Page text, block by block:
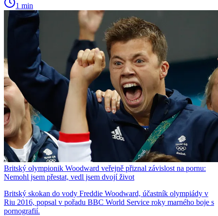
1 min
Britský olympionik Woodward veřejně přiznal závislost na pornu:
Nemohl jsem přestat, vedl jsem dvojí život
Britský skokan do vody Freddie Woodward, účastník olympiády v
Riu 2016, popsal v pořadu BBC World Service roky marného boje s
pornografií.